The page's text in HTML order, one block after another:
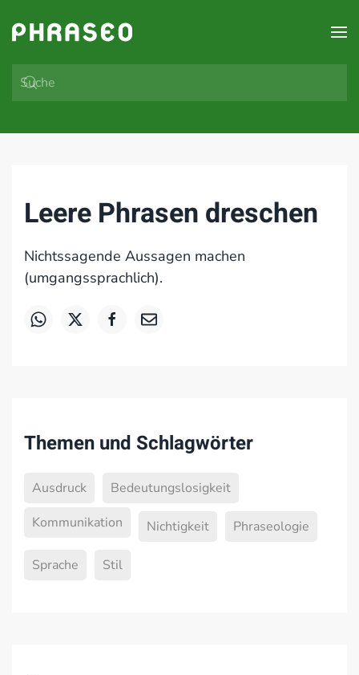
Zum Hauptinhalt springen
Leere Phrasen dreschen
Nichtssagende Aussagen machen
(umgangssprachlich).
Themen und Schlagwörter
Ausdruck
Bedeutungslosigkeit
Kommunikation
Nichtigkeit Phraseologie
Sprache Stil